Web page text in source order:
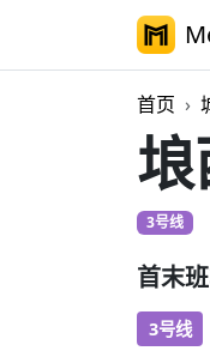
首页
3号线
首末
3号线